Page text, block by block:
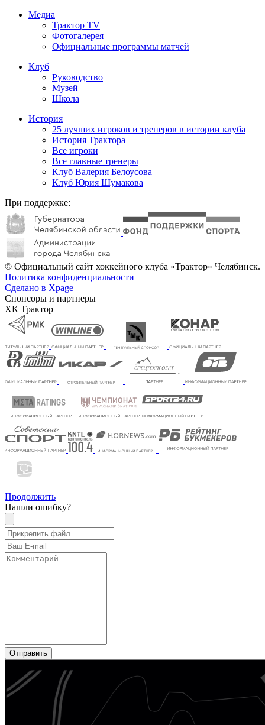
Медиа
Трактор TV
Фотогалерея
Официальные программы матчей
Клуб
Руководство
Музей
Школа
История
25 лучших игроков и тренеров в истории клуба
История Трактора
Все игроки
Все главные тренеры
Клуб Валерия Белоусова
Клуб Юрия Шумакова
При поддержке:
© Официальный сайт хоккейного клуба «Трактор» Челябинск.
Политика конфиденциальности
Сделано в Xpage
Спонсоры и партнеры
ХК Трактор
Продолжить
Нашли ошибку?